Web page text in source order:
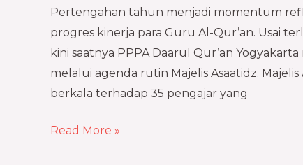
Pertengahan tahun menjadi momentum
progres kinerja para Guru Al-Qur’an. Usai
kini saatnya PPPA Daarul Qur’an
melalui agenda rutin Majelis Asaatidz.
berkala terhadap 35 pengajar yang
Daarul
Qur’an
Read More »